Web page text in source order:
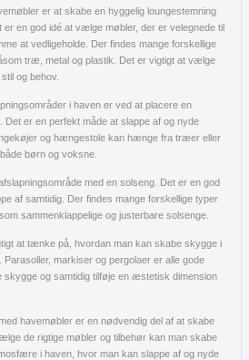
er at skabe en hyggelig loungestemning
er en god idé at vælge møbler, der er velegnede til
at vedligeholde. Der findes mange forskellige
træ, metal og plastik. Det er vigtigt at vælge
og behov.
i haven er ved at placere en
er en perfekt måde at slappe af og nyde
og hængestole kan hænge fra træer eller
børn og voksne.
med en solseng. Det er en god
af samtidig. Der findes mange forskellige typer
sammenklappelige og justerbare solsenge.
at tænke på, hvordan man kan skabe skygge i
markiser og pergolaer er alle gode
og samtidig tilføje en æstetisk dimension
havemøbler er en nødvendig del af at skabe
de rigtige møbler og tilbehør kan man skabe
i haven, hvor man kan slappe af og nyde